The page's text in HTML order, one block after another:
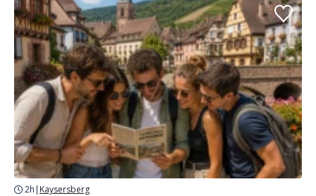
2h | Kaysersberg